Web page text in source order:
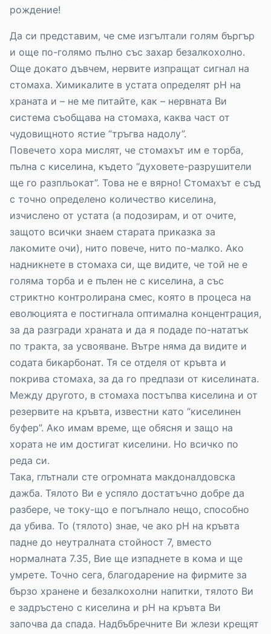
рождение!
Да си представим, че сме изгълтали голям бъргър
и още по-голямо пълно със захар безалкохолно.
Още докато дъвчем, нервите изпращат сигнал на
стомаха. Химикалите в устата определят рН на
храната и – не ме питайте, как – нервната Ви
система съобщава на стомаха, каква част от
чудовищното ястие “тръгва надолу”.
Повечето хора мислят, че стомахът им е торба,
пълна с киселина, където “духовете-разрушители
ще го разпльокат”. Това не е вярно! Стомахът е съд
с точно определено количество киселина,
изчислено от устата (а подозирам, и от очите,
защото всички знаем старата приказка за
лакомите очи), нито повече, нито по-малко. Ако
надникнете в стомаха си, ще видите, че той не е
голяма торба и е пълен не с киселина, а със
стриктно контролирана смес, която в процеса на
еволюцията е постигнала оптимална концентрация,
за да разгради храната и да я подаде по-нататък
по тракта, за усвояване. Вътре няма да видите и
содата бикарбонат. Тя се отделя от кръвта и
покрива стомаха, за да го предпази от киселината.
Между другото, в стомаха постъпва киселина и от
резервите на кръвта, известни като “киселинен
буфер”. Ако имам време, ще обясня и защо на
хората не им достигат киселини. Но всичко по
реда си.
Така, глътнали сте огромната макдоналдовска
дажба. Тялото Ви е успяло достатъчно добре да
разбере, че току-що е погълнало нещо, способно
да убива. То (тялото) знае, че ако рН на кръвта
падне до неутралната стойност 7, вместо
нормалната 7.35, Вие ще изпаднете в кома и ще
умрете. Точно сега, благодарение на фирмите за
бързо хранене и безалкохолни напитки, тялото Ви
е задръстено с киселина и рН на кръвта Ви
започва да спада. Надбъбречните Ви жлези крещят